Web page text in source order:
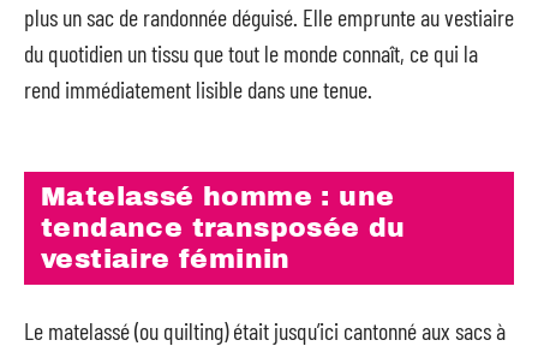
plus un sac de randonnée déguisé. Elle emprunte au vestiaire
du quotidien un tissu que tout le monde connaît, ce qui la
rend immédiatement lisible dans une tenue.
Matelassé homme : une
tendance transposée du
vestiaire féminin
Le matelassé (ou quilting) était jusqu’ici cantonné aux sacs à